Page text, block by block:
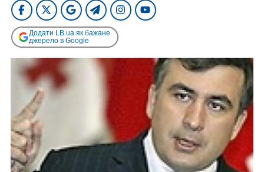
Додати LB.ua як бажане
джерело в Google